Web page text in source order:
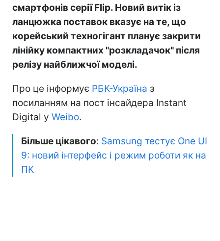
смартфонів серії Flip. Новий витік із
ланцюжка поставок вказує на те, що
корейський техногігант планує закрити
лінійку компактних "розкладачок" після
релізу найближчої моделі.
Про це інформує РБК-Україна з
посиланням на пост інсайдера Instant
Digital у Weibo.
Більше цікавого: Samsung тестує One UI
9: новий інтерфейс і режим роботи як на
ПК